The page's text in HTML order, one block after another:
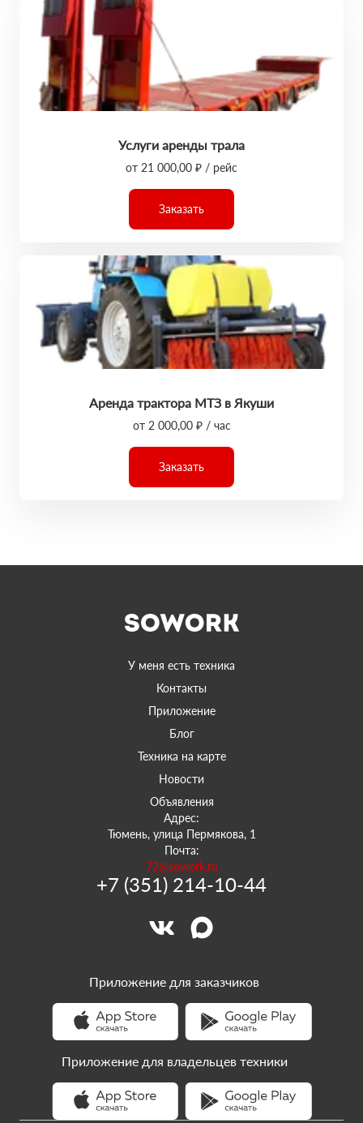
Услуги аренды трала
от 21 000,00 ₽ / рейс
Заказать
Аренда трактора МТЗ в Якуши
от 2 000,00 ₽ / час
Заказать
У меня есть техника
Контакты
Приложение
Блог
Техника на карте
Новости
Объявления
Адрес:
Тюмень, улица Пермякова, 1
Почта:
72@sowork.ru
+7 (351) 214-10-44
Приложение для заказчиков
Приложение для владельцев техники